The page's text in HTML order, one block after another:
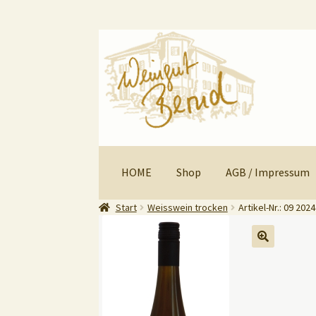
Navigation
springen
Inhalt
springen
HOME Shop AGB / Impressum
Start Weisswein trocken Artikel-Nr.: 09